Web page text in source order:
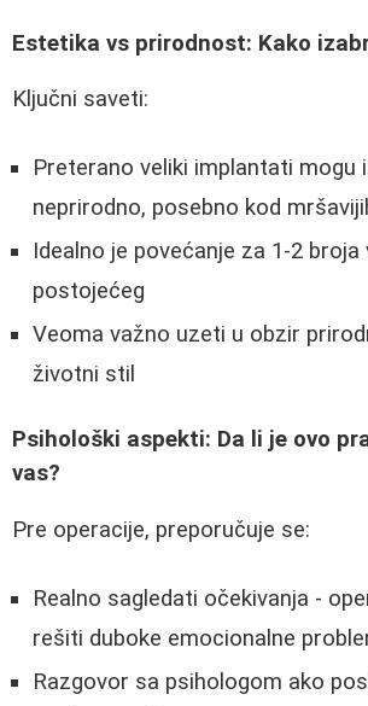
Estetika vs prirodnost: Kako
Ključni saveti:
Preterano veliki implantati mogu
neprirodno, posebno kod
Idealno je povećanje za 1-2 broja
postojećeg
Veoma važno uzeti u obzir
životni stil
Psihološki aspekti: Da li je ovo
vas?
Pre operacije, preporučuje se:
Realno sagledati očekivanja -
rešiti duboke emocionalne
Razgovor sa psihologom ako